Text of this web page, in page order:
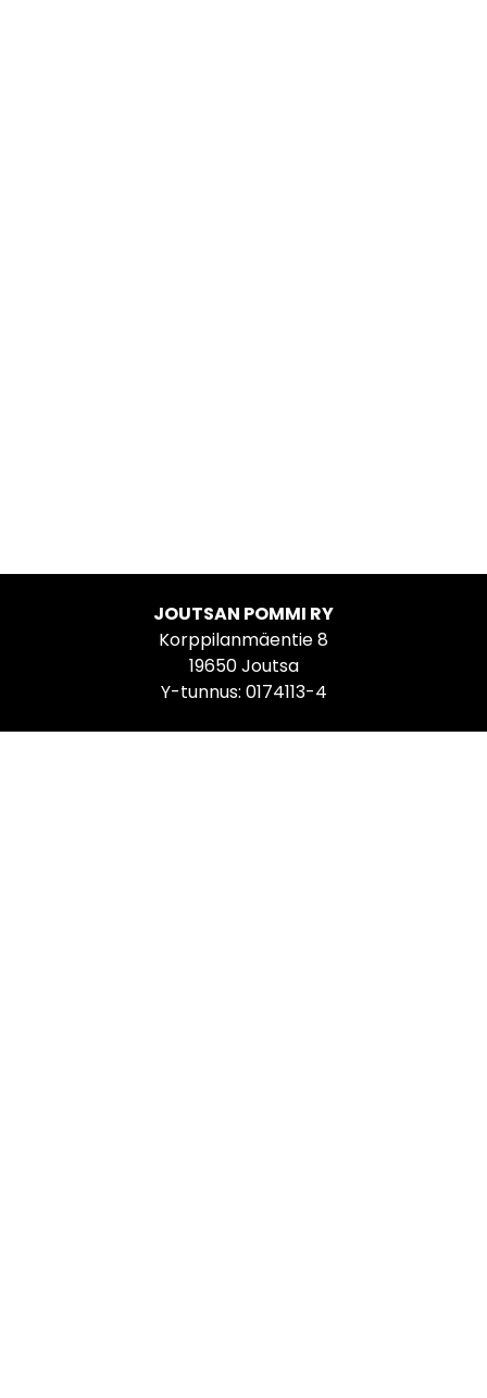
JOUTSAN POMMI RY
Korppilanmäentie 8
19650 Joutsa
Y-tunnus: 0174113-4